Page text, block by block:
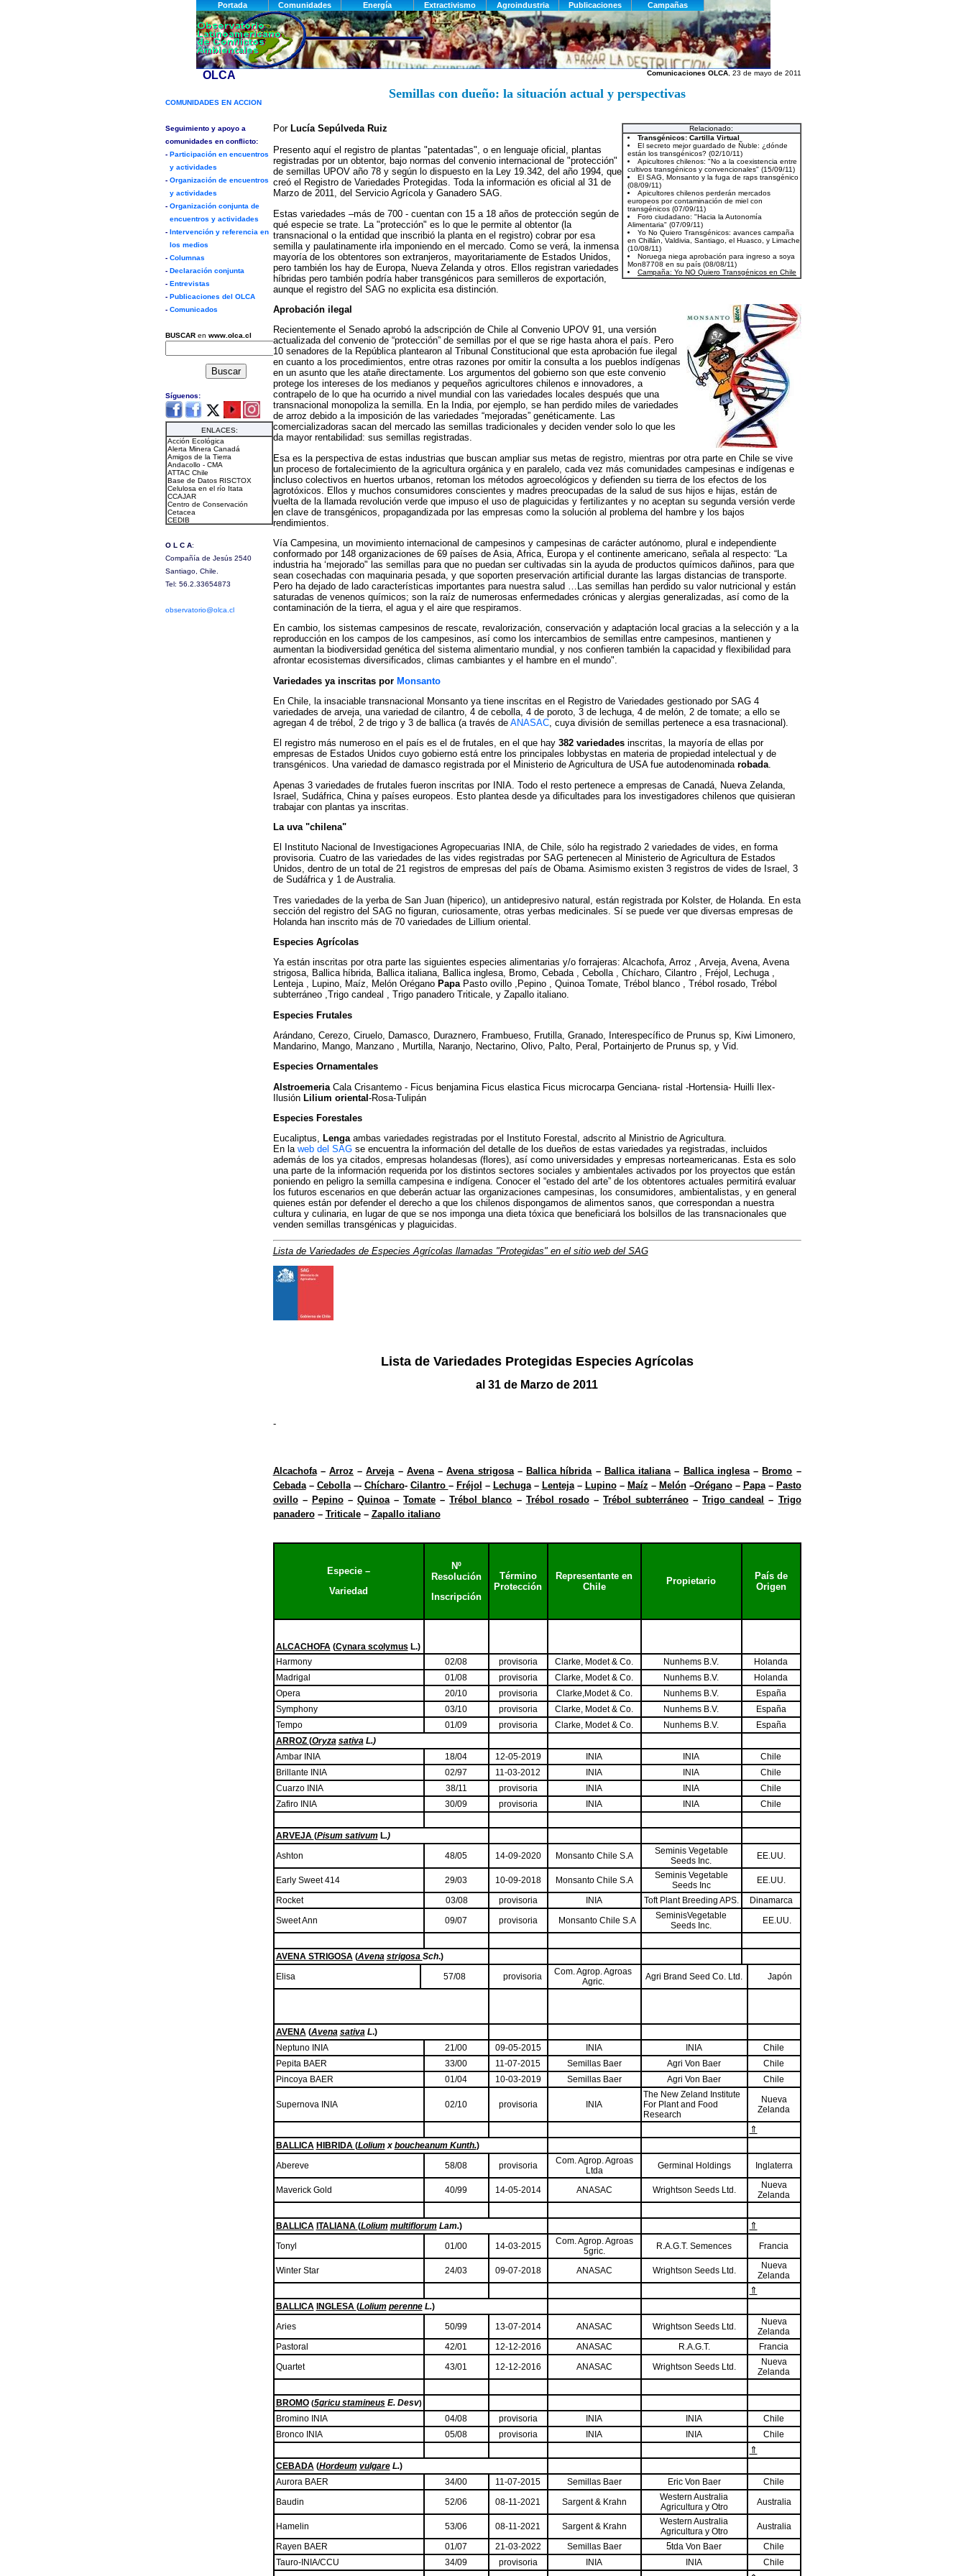
Comunicaciones OLCA, 23 de mayo de 2011
Semillas con dueño: la situación actual y perspectivas
Relacionado:
Por Lucía Sepúlveda Ruiz
Presento aquí el registro de plantas "patentadas", o en lenguaje oficial, plantas
registradas por un obtentor, bajo normas del convenio internacional de "protección"
de semillas UPOV año 78 y según lo dispuesto en la Ley 19.342, del año 1994, que
creó el Registro de Variedades Protegidas. Toda la información es oficial al 31 de
Marzo de 2011, del Servicio Agrícola y Ganadero SAG.
Estas variedades –más de 700 - cuentan con 15 a 18 años de protección según de
qué especie se trate. La "protección" es lo que le permite al obtentor (la
transnacional o la entidad que inscribió la planta en el registro) cobrar por esa
semilla y paulatinamente irla imponiendo en el mercado. Como se verá, la inmensa
mayoría de los obtentores son extranjeros, mayoritariamente de Estados Unidos,
pero también los hay de Europa, Nueva Zelanda y otros. Ellos registran variedades
híbridas pero también podría haber transgénicos para semilleros de exportación,
aunque el registro del SAG no explicita esa distinción.
Aprobación ilegal
Recientemente el Senado aprobó la adscripción de Chile al Convenio UPOV 91, una versión
actualizada del convenio de “protección” de semillas por el que se rige hasta ahora el país. Pero
10 senadores de la República plantearon al Tribunal Constitucional que esta aprobación fue ilegal
en cuanto a los procedimientos, entre otras razones por omitir la consulta a los pueblos indígenas
en un asunto que les atañe directamente. Los argumentos del gobierno son que este convenio
protege los intereses de los medianos y pequeños agricultores chilenos e innovadores, a
contrapelo de lo que ha ocurrido a nivel mundial con las variedades locales después que una
transnacional monopoliza la semilla. En la India, por ejemplo, se han perdido miles de variedades
de arroz debido a la imposición de las variedades “mejoradas” genéticamente. Las
comercializadoras sacan del mercado las semillas tradicionales y deciden vender solo lo que les
da mayor rentabilidad: sus semillas registradas.
Esa es la perspectiva de estas industrias que buscan ampliar sus metas de registro, mientras por otra parte en Chile se vive
un proceso de fortalecimiento de la agricultura orgánica y en paralelo, cada vez más comunidades campesinas e indígenas e
incluso colectivos en huertos urbanos, retoman los métodos agroecológicos y defienden su tierra de los efectos de los
agrotóxicos. Ellos y muchos consumidores conscientes y madres preocupadas de la salud de sus hijos e hijas, están de
vuelta de la llamada revolución verde que impuso el uso de plaguicidas y fertilizantes y no aceptan su segunda versión verde
en clave de transgénicos, propagandizada por las empresas como la solución al problema del hambre y los bajos
rendimientos.
Vía Campesina, un movimiento internacional de campesinos y campesinas de carácter autónomo, plural e independiente
conformado por 148 organizaciones de 69 países de Asia, Africa, Europa y el continente americano, señala al respecto: “La
industria ha ‘mejorado" las semillas para que no puedan ser cultivadas sin la ayuda de productos químicos dañinos, para que
sean cosechadas con maquinaria pesada, y que soporten preservación artificial durante las largas distancias de transporte.
Pero ha dejado de lado características importantes para nuestra salud …Las semillas han perdido su valor nutricional y están
saturadas de venenos químicos; son la raíz de numerosas enfermedades crónicas y alergias generalizadas, así como de la
contaminación de la tierra, el agua y el aire que respiramos.
En cambio, los sistemas campesinos de rescate, revalorización, conservación y adaptación local gracias a la selección y a la
reproducción en los campos de los campesinos, así como los intercambios de semillas entre campesinos, mantienen y
aumentan la biodiversidad genética del sistema alimentario mundial, y nos confieren también la capacidad y flexibilidad para
afrontar ecosistemas diversificados, climas cambiantes y el hambre en el mundo".
Variedades ya inscritas por Monsanto
En Chile, la insaciable transnacional Monsanto ya tiene inscritas en el Registro de Variedades gestionado por SAG 4
variedades de arveja, una variedad de cilantro, 4 de cebolla, 4 de poroto, 3 de lechuga, 4 de melón, 2 de tomate; a ello se
agregan 4 de trébol, 2 de trigo y 3 de ballica (a través de ANASAC, cuya división de semillas pertenece a esa trasnacional).
El registro más numeroso en el país es el de frutales, en el que hay 382 variedadesinscritas, la mayoría de ellas por
empresas de Estados Unidos cuyo gobierno está entre los principales lobbystas en materia de propiedad intelectual y de
transgénicos. Una variedad de damasco registrada por el Ministerio de Agricultura de USA fue autodenominada robada.
Apenas 3 variedades de frutales fueron inscritas por INIA. Todo el resto pertenece a empresas de Canadá, Nueva Zelanda,
Israel, Sudáfrica, China y países europeos. Esto plantea desde ya dificultades para los investigadores chilenos que quisieran
trabajar con plantas ya inscritas.
La uva "chilena"
El Instituto Nacional de Investigaciones Agropecuarias INIA, de Chile, sólo ha registrado 2 variedades de vides, en forma
provisoria. Cuatro de las variedades de las vides registradas por SAG pertenecen al Ministerio de Agricultura de Estados
Unidos, dentro de un total de 21 registros de empresas del país de Obama. Asimismo existen 3 registros de vides de Israel, 3
de Sudáfrica y 1 de Australia.
Tres variedades de la yerba de San Juan (hiperico), un antidepresivo natural, están registrada por Kolster, de Holanda. En esta
sección del registro del SAG no figuran, curiosamente, otras yerbas medicinales. Sí se puede ver que diversas empresas de
Holanda han inscrito más de 70 variedades de Lillium oriental.
Especies Agrícolas
Ya están inscritas por otra parte las siguientes especies alimentarias y/o forrajeras: Alcachofa, Arroz , Arveja, Avena, Avena
strigosa, Ballica híbrida, Ballica italiana, Ballica inglesa, Bromo, Cebada , Cebolla , Chícharo, Cilantro , Fréjol, Lechuga ,
Lenteja , Lupino, Maíz, Melón Orégano PapaPasto ovillo ,Pepino , Quinoa Tomate, Trébol blanco , Trébol rosado, Trébol
subterráneo ,Trigo candeal , Trigo panadero Triticale, y Zapallo italiano.
Especies Frutales
Arándano, Cerezo, Ciruelo, Damasco, Duraznero, Frambueso, Frutilla, Granado, Interespecífico de Prunus sp, Kiwi Limonero,
Mandarino, Mango, Manzano , Murtilla, Naranjo, Nectarino, Olivo, Palto, Peral, Portainjerto de Prunus sp, y Vid.
Especies Ornamentales
Alstroemeria Cala Crisantemo - Ficus benjamina Ficus elastica Ficus microcarpa Genciana- ristal -Hortensia- Huilli Ilex-
Ilusión Lilium oriental-Rosa-Tulipán
Especies Forestales
Eucaliptus, Lengaambas variedades registradas por el Instituto Forestal, adscrito al Ministrio de Agricultura.
En la web del SAGse encuentra la información del detalle de los dueños de estas variedades ya registradas, incluidos
además de los ya citados, empresas holandesas (flores), así como universidades y empresas norteamericanas. Esta es solo
una parte de la información requerida por los distintos sectores sociales y ambientales activados por los proyectos que están
poniendo en peligro la semilla campesina e indígena. Conocer el “estado del arte” de los obtentores actuales permitirá evaluar
los futuros escenarios en que deberán actuar las organizaciones campesinas, los consumidores, ambientalistas, y en general
quienes están por defender el derecho a que los chilenos dispongamos de alimentos sanos, que correspondan a nuestra
cultura y culinaria, en lugar de que se nos imponga una dieta tóxica que beneficiará los bolsillos de las transnacionales que
venden semillas transgénicas y plaguicidas.
Lista de Variedades de Especies Agrícolas llamadas "Protegidas" en el sitio web del SAG
Lista de Variedades Protegidas Especies Agrícolas
al 31 de Marzo de 2011
-
Alcachofa– Arroz –Arveja– Avena–Avena strigosa– Ballica híbrida– Ballica italiana– Ballica inglesa– Bromo –
Cebada– Cebolla–- Chícharo- Cilantro – Fréjol – Lechuga– Lenteja– Lupino– Maíz – Melón–Orégano– Papa– Pasto
ovillo– Pepino– Quinoa–Tomate –Trébol blanco – Trébol rosado– Trébol subterráneo –Trigo candeal – Trigo
panadero– Triticale– Zapallo italiano
Especie –
Variedad
Nº
Resolución
Inscripción
Término
Protección
Representante en
Chile
Propietario
País de
Origen
ALCACHOFA(Cynara scolymus L.)
Harmony
02/08 provisoria Clarke, Modet & Co. Nunhems B.V.
Holanda
Madrigal
01/08 provisoria Clarke, Modet & Co. Nunhems B.V.
Holanda
Opera
20/10 provisoria Clarke,Modet & Co. Nunhems B.V.
España
Symphony
03/10 provisoria Clarke, Modet & Co. Nunhems B.V.
España
Tempo
01/09 provisoria Clarke, Modet & Co. Nunhems B.V.
España
ARROZ (Oryza sativa L.)
Ambar INIA
18/04 12-05-2019 INIA INIA
Chile
Brillante INIA
02/97 11-03-2012 INIA INIA
Chile
Cuarzo INIA
38/11 provisoria INIA INIA
Chile
Zafiro INIA
30/09 provisoria INIA INIA Chile
ARVEJA (Pisum sativum L.)
Ashton
48/05 14-09-2020 Monsanto Chile S.A
Seminis Vegetable
Seeds Inc.
EE.UU.
Early Sweet 414 29/03 10-09-2018 Monsanto Chile S.A
Seminis Vegetable
Seeds Inc
EE.UU.
Rocket
03/08 provisoria INIA Toft Plant Breeding APS.
Dinamarca
Sweet Ann
09/07 provisoria Monsanto Chile S.A
SeminisVegetable
Seeds Inc.
EE.UU.
AVENA STRIGOSA (Avena strigosa Sch.)
Elisa
57/08 provisoria
Com. Agrop. Agroas
Agric.
Agri Brand Seed Co. Ltd. Japón
AVENA (Avena sativa L.)
Neptuno INIA
21/00 09-05-2015 INIA INIA
Chile
Pepita BAER
33/00 11-07-2015 Semillas Baer Agri Von Baer
Chile
Pincoya BAER
01/04 10-03-2019 Semillas Baer Agri Von Baer Chile
Supernova INIA 02/10 provisoria INIA
The New Zeland Institute
For Plant and Food
Research
Nueva
Zelanda
⇑
BALLICA HIBRIDA (Loliumx boucheanum Kunth.)
Abereve
58/08 provisoria
Com. Agrop. Agroas
Ltda
Germinal Holdings Inglaterra
Maverick Gold 40/99 14-05-2014 ANASAC Wrightson Seeds Ltd.
Nueva
Zelanda
BALLICA ITALIANA (Lolium multiflorumLam.) ⇑
Tonyl 01/00 14-03-2015
Com. Agrop. Agroas
5gric. R.A.G.T. Semences Francia
Winter Star 24/03 09-07-2018 ANASAC Wrightson Seeds Ltd.
Nueva
Zelanda
⇑
BALLICA INGLESA (Lolium perenneL.)
Aries
50/99 13-07-2014 ANASAC Wrightson Seeds Ltd.
Nueva
Zelanda
Pastoral
42/01 12-12-2016 ANASAC R.A.G.T.
Francia
Quartet
43/01 12-12-2016 ANASAC Wrightson Seeds Ltd.
Nueva
Zelanda
BROMO (5gricu stamineusE. Desv)
Bromino INIA 04/08 provisoria INIA INIA
Chile
Bronco INIA
05/08 provisoria INIA INIA Chile
⇑
CEBADA (Hordeum vulgareL.)
Aurora BAER
34/00 11-07-2015 Semillas Baer Eric Von Baer
Chile
Baudin
52/06 08-11-2021 Sargent & Krahn
Western Australia
Agricultura y Otro
Australia
Hamelin 53/06 08-11-2021 Sargent & Krahn
Western Australia
Agricultura y Otro
Australia
Rayen BAER
01/07 21-03-2022 Semillas Baer 5tda Von Baer
Chile
Tauro-INIA/CCU
34/09 provisoria INIA INIA Chile